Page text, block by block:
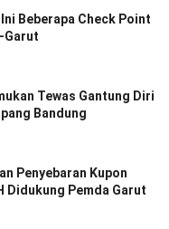
Beberapa Check Point
Garut
Tewas Gantung Diri
Bandung
Penyebaran Kupon
Didukung Pemda Garut